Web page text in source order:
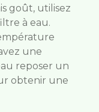
goût, utilisez
à eau.
une
reposer un
obtenir une